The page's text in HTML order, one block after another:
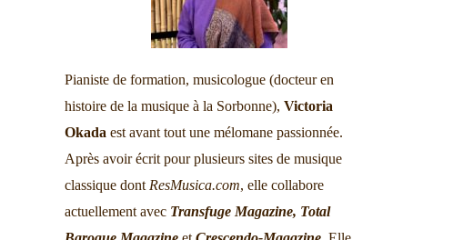
Pianiste de formation, musicologue (docteur en
histoire de la musique à la Sorbonne), Victoria
Okada est avant tout une mélomane passionnée.
Après avoir écrit pour plusieurs sites de musique
classique dont ResMusica.com, elle collabore
actuellement avec Transfuge Magazine, Total